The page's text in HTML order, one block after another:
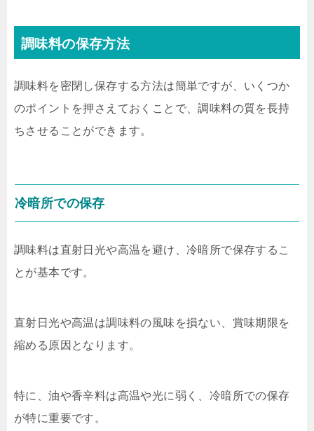
調味料の保存方法
調味料を密閉し保存する方法は簡単ですが、いくつか
のポイントを押さえておくことで、調味料の質を長持
ちさせることができます。
冷暗所での保存
調味料は直射日光や高温を避け、冷暗所で保存するこ
とが基本です。
直射日光や高温は調味料の風味を損ない、賞味期限を
縮める原因となります。
特に、油や香辛料は高温や光に弱く、冷暗所での保存
が特に重要です。